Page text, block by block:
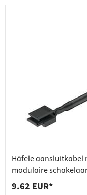
Häfele aansluitkabel
modulaire
9.62 EUR*